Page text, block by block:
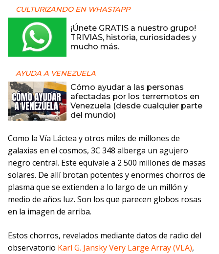
CULTURIZANDO EN WHASTAPP
¡Únete GRATIS a nuestro grupo!
TRIVIAS, historia, curiosidades y
mucho más.
AYUDA A VENEZUELA
Cómo ayudar a las personas
afectadas por los terremotos en
Venezuela (desde cualquier parte
del mundo)
Como la Vía Láctea y otros miles de millones de
galaxias en el cosmos, 3C 348 alberga un agujero
negro central. Este equivale a 2 500 millones de masas
solares. De allí brotan potentes y enormes chorros de
plasma que se extienden a lo largo de un millón y
medio de años luz. Son los que parecen globos rosas
en la imagen de arriba.
Estos chorros, revelados mediante datos de radio del
observatorio Karl G. Jansky Very Large Array (VLA),